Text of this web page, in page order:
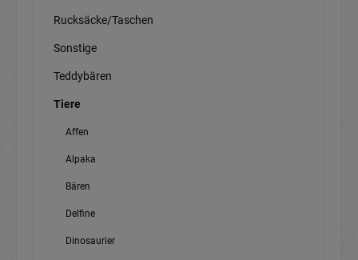
Rucksäcke/Taschen
Sonstige
Teddybären
Tiere
Affen
Alpaka
Bären
Delfine
Dinosaurier